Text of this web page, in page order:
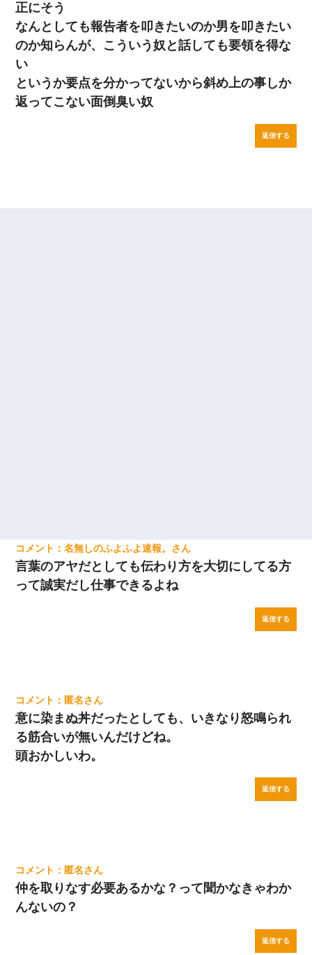
正にそう
なんとしても報告者を叩きたいのか男を叩きたい
のか知らんが、こういう奴と話しても要領を得な
い
というか要点を分かってないから斜め上の事しか
返ってこない面倒臭い奴
返信する
名無しのふよふよ速報。
言葉のアヤだとしても伝わり方を大切にしてる方
って誠実だし仕事できるよね
返信する
匿名
意に染まぬ丼だったとしても、いきなり怒鳴られ
る筋合いが無いんだけどね。
頭おかしいわ。
返信する
匿名
仲を取りなす必要あるかな？って聞かなきゃわか
んないの？
返信する